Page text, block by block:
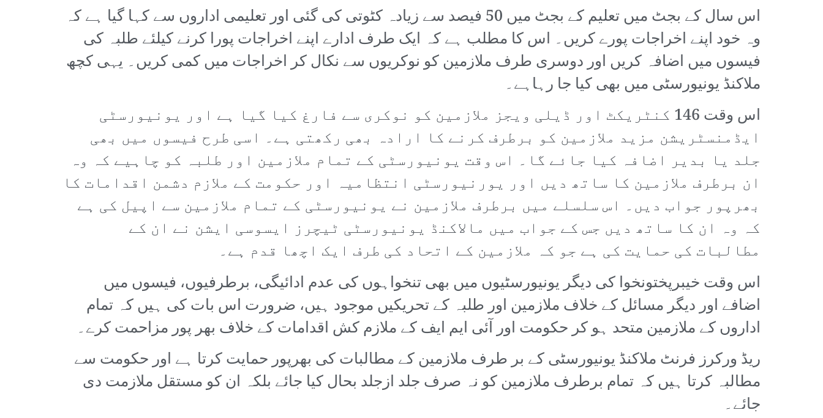
اس سال کے بجٹ میں تعلیم کے بجٹ میں 50 فیصد سے زیادہ کٹوتی کی گئی اور تعلیمی اداروں سے کہا گیا ہے کہ
وہ خود اپنے اخراجات پورے کریں۔ اس کا مطلب ہے کہ ایک طرف ادارے اپنے اخراجات پورا کرنے کیلئے طلبہ کی
فیسوں میں اضافہ کریں اور دوسری طرف ملازمین کو نوکریوں سے نکال کر اخراجات میں کمی کریں۔ یہی کچھ
ملاکنڈ یونیورسٹی میں بھی کیا جا رہاہے۔
اس وقت 146 کنٹریکٹ اور ڈیلی ویجز ملازمین کو نوکری سے فارغ کیا گیا ہے اور یونیورسٹی
ایڈمنسٹریشن مزید ملازمین کو برطرف کرنے کا ارادہ بھی رکھتی ہے۔ اسی طرح فیسوں میں بھی
جلد یا بدیر اضافہ کیا جائے گا۔ اس وقت یونیورسٹی کے تمام ملازمین اور طلبہ کو چاہیے کہ وہ
ان برطرف ملازمین کا ساتھ دیں اور یورنیورسٹی انتظامیہ اور حکومت کے ملازم دشمن اقدامات کا
بھرپور جواب دیں۔ اس سلسلے میں برطرف ملازمین نے یونیورسٹی کے تمام ملازمین سے اپیل کی ہے
کہ وہ ان کا ساتھ دیں جس کے جواب میں مالاکنڈ یونیورسٹی ٹیچرز ایسوسی ایشن نے ان کے
مطالبات کی حمایت کی ہے جو کہ ملازمین کے اتحاد کی طرف ایک اچھا قدم ہے۔
اس وقت خیبرپختونخوا کی دیگر یونیورسٹیوں میں بھی تنخواہوں کی عدم ادائیگی، برطرفیوں، فیسوں میں
اضافے اور دیگر مسائل کے خلاف ملازمین اور طلبہ کے تحریکیں موجود ہیں، ضرورت اس بات کی ہیں کہ تمام
اداروں کے ملازمین متحد ہو کر حکومت اور آئی ایم ایف کے ملازم کش اقدامات کے خلاف بھر پور مزاحمت کرے۔
ریڈ ورکرز فرنٹ ملاکنڈ یونیورسٹی کے بر طرف ملازمین کے مطالبات کی بھرپور حمایت کرتا ہے اور حکومت سے
مطالبہ کرتا ہیں کہ تمام برطرف ملازمین کو نہ صرف جلد ازجلد بحال کیا جائے بلکہ ان کو مستقل ملازمت دی
جائے۔